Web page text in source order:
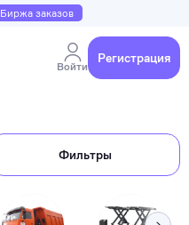
Биржа заказов
Войти
Регистрация
Фильтры